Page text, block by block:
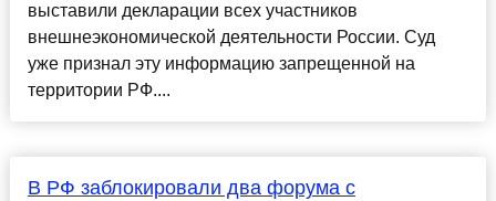
выставили декларации всех участников
внешнеэкономической деятельности России. Суд
уже признал эту информацию запрещенной на
территории РФ....
В РФ заблокировали два форума с